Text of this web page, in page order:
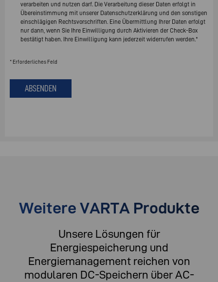
verarbeiten und nutzen darf. Die Verarbeitung dieser Daten erfolgt in
Übereinstimmung mit unserer Datenschutzerklärung und den sonstigen
einschlägigen Rechtsvorschriften. Eine Übermittlung Ihrer Daten erfolgt
nur dann, wenn Sie Ihre Einwilligung durch Aktivieren der Check-Box
bestätigt haben. Ihre Einwilligung kann jederzeit widerrufen werden.*
* Erforderliches Feld
ABSENDEN
Weitere VARTA Produkte
Unsere Lösungen für
Energiespeicherung und
Energiemanagement reichen von
modularen DC-Speichern über AC-